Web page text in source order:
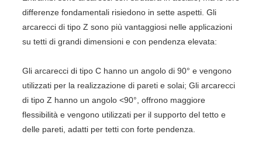
differenze fondamentali risiedono in sette aspetti. Gli
arcarecci di tipo Z sono più vantaggiosi nelle applicazioni
su tetti di grandi dimensioni e con pendenza elevata:
Gli arcarecci di tipo C hanno un angolo di 90° e vengono
utilizzati per la realizzazione di pareti e solai; Gli arcarecci
di tipo Z hanno un angolo <90°, offrono maggiore
flessibilità e vengono utilizzati per il supporto del tetto e
delle pareti, adatti per tetti con forte pendenza.